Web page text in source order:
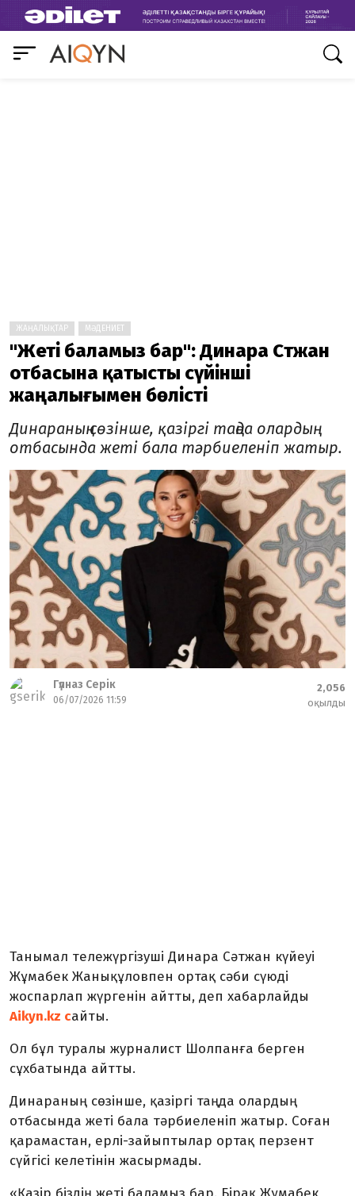
ЖАҢАЛЫҚТАР МӘДЕНИЕТ
"Жеті баламыз бар": Динара Сәтжан
отбасына қатысты сүйінші
жаңалығымен бөлісті
Динараның сөзінше, қазіргі таңда олардың
отбасында жеті бала тәрбиеленіп жатыр.
Гүлназ Серік
06/07/2026 11:59
2,056
оқылды
Танымал тележүргізуші Динара Сәтжан күйеуі
Жұмабек Жанықұловпен ортақ сәби сүюді
жоспарлап жүргенін айтты, деп хабарлайды
Aikyn.kz сайты.
Ол бұл туралы журналист Шолпанға берген
сұхбатында айтты.
Динараның сөзінше, қазіргі таңда олардың
отбасында жеті бала тәрбиеленіп жатыр. Соған
қарамастан, ерлі-зайыптылар ортақ перзент
сүйгісі келетінін жасырмады.